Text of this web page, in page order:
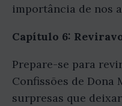
importância de nos
Capítulo 6:
Prepare-se para
Confissões de Dona
surpresas que